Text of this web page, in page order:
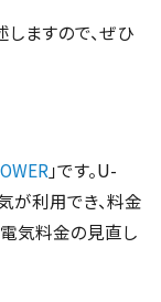
ますので、ぜひ
」です。U-
が利用でき、料金
気料金の見直し